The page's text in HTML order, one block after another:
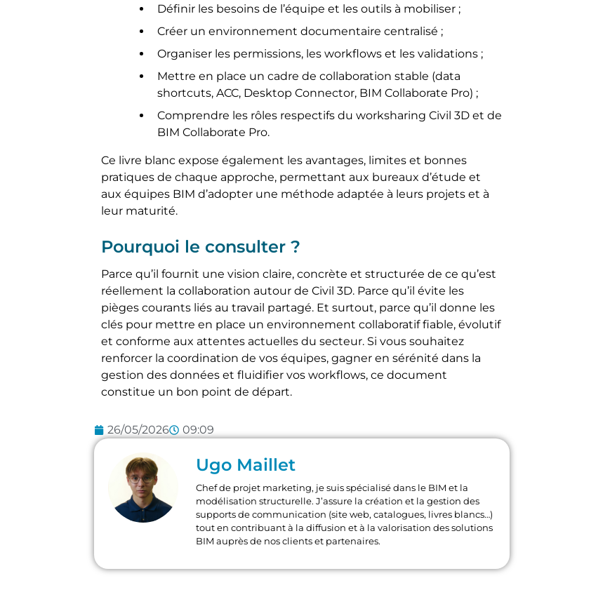
Définir les besoins de l’équipe et les outils à mobiliser ;
Créer un environnement documentaire centralisé ;
Organiser les permissions, les workflows et les validations ;
Mettre en place un cadre de collaboration stable (data
shortcuts, ACC, Desktop Connector, BIM Collaborate Pro) ;
Comprendre les rôles respectifs du worksharing Civil 3D et de
BIM Collaborate Pro.
Ce livre blanc expose également les avantages, limites et bonnes
pratiques de chaque approche, permettant aux bureaux d’étude et
aux équipes BIM d’adopter une méthode adaptée à leurs projets et à
leur maturité.
Pourquoi le consulter ?
Parce qu’il fournit une vision claire, concrète et structurée de ce qu’est
réellement la collaboration autour de Civil 3D. Parce qu’il évite les
pièges courants liés au travail partagé. Et surtout, parce qu’il donne les
clés pour mettre en place un environnement collaboratif fiable, évolutif
et conforme aux attentes actuelles du secteur. Si vous souhaitez
renforcer la coordination de vos équipes, gagner en sérénité dans la
gestion des données et fluidifier vos workflows, ce document
constitue un bon point de départ.
26/05/2026 09:09
Ugo Maillet
Chef de projet marketing, je suis spécialisé dans le BIM et la
modélisation structurelle. J’assure la création et la gestion des
supports de communication (site web, catalogues, livres blancs…)
tout en contribuant à la diffusion et à la valorisation des solutions
BIM auprès de nos clients et partenaires.